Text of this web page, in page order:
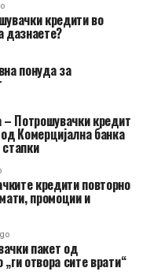
кредити во
дазнаете?
понуда за
– Потрошувачки кредит
Комерцијална банка
кредити повторно
промоции и
пакет од
отвора сите врати“